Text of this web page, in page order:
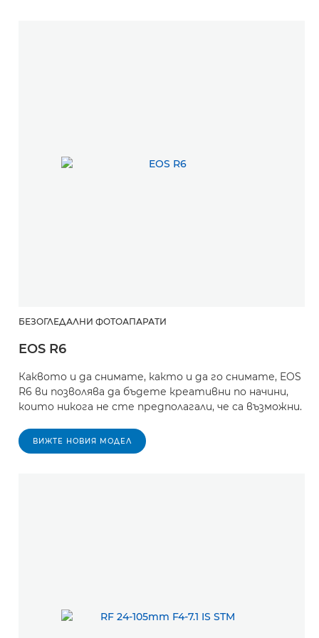
БЕЗОГЛЕДАЛНИ ФОТОАПАРАТИ
EOS R6
Каквото и да снимате, както и да го снимате, EOS
R6 ви позволява да бъдете креативни по начини,
които никога не сте предполагали, че са възможни.
ВИЖТЕ НОВИЯ МОДЕЛ